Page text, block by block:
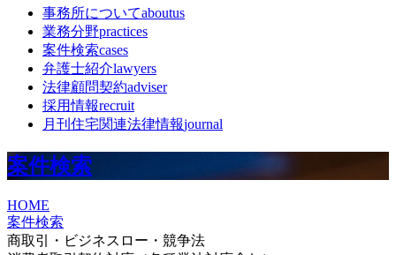
事務所についてaboutus
業務分野practices
案件検索cases
弁護士紹介lawyers
法律顧問契約adviser
採用情報recruit
月刊住宅関連法律情報journal
案件検索
HOME
案件検索
商取引・ビジネスロー・競争法